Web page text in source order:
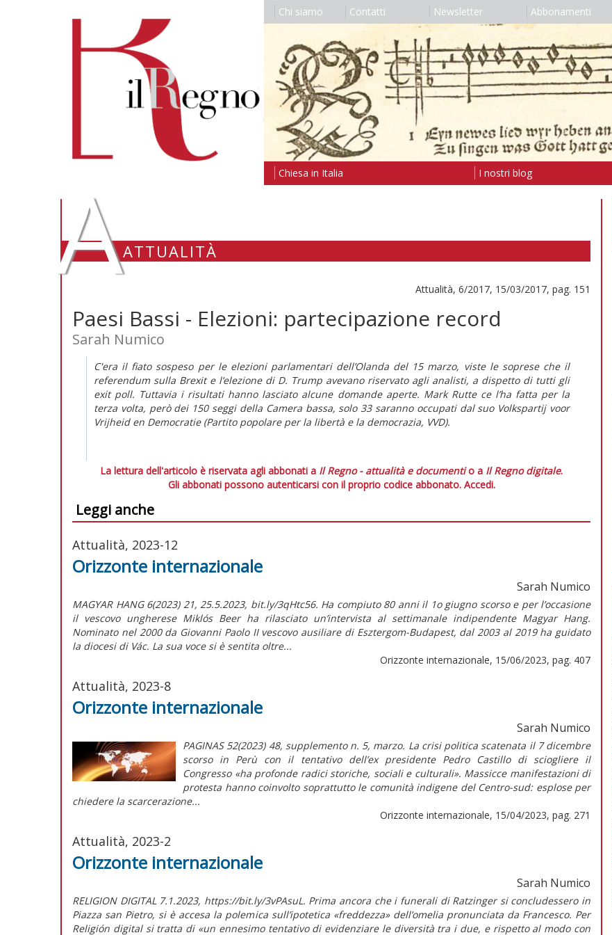
Chi siamo Contatti Newsletter Abbonamenti
Chiesa in Italia I nostri blog
AATTUALITÀ
Attualità, 6/2017, 15/03/2017, pag. 151
Paesi Bassi - Elezioni: partecipazione record
Sarah Numico
C'era il fiato sospeso per le elezioni parlamentari dell’Olanda del 15 marzo, viste le soprese che il
referendum sulla Brexit e l’elezione di D. Trump avevano riservato agli analisti, a dispetto di tutti gli
exit poll. Tuttavia i risultati hanno lasciato alcune domande aperte. Mark Rutte ce l’ha fatta per la
terza volta, però dei 150 seggi della Camera bassa, solo 33 saranno occupati dal suo Volkspartij voor
Vrijheid en Democratie (Partito popolare per la libertà e la democrazia, VVD).
La lettura dell'articolo è riservata agli abbonati a Il Regno - attualità e documentio a Il Regno digitale.
Gli abbonati possono autenticarsi con il proprio codice abbonato. Accedi.
Leggi anche
Attualità, 2023-12
Orizzonte internazionale
Sarah Numico
MAGYAR HANG 6(2023) 21, 25.5.2023, bit.ly/3qHtc56. Ha compiuto 80 anni il 1o giugno scorso e per l’occasione
il vescovo ungherese Miklós Beer ha rilasciato un’intervista al settimanale indipendente Magyar Hang.
Nominato nel 2000 da Giovanni Paolo II vescovo ausiliare di Esztergom-Budapest, dal 2003 al 2019 ha guidato
la diocesi di Vác. La sua voce si è sentita oltre...
Orizzonte internazionale, 15/06/2023, pag. 407
Attualità, 2023-8
Orizzonte internazionale
Sarah Numico
PAGINAS 52(2023) 48, supplemento n. 5, marzo. La crisi politica scatenata il 7 dicembre
scorso in Perù con il tentativo dell’ex presidente Pedro Castillo di sciogliere il
Congresso «ha profonde radici storiche, sociali e culturali». Massicce manifestazioni di
protesta hanno coinvolto soprattutto le comunità indigene del Centro-sud: esplose per
chiedere la scarcerazione...
Orizzonte internazionale, 15/04/2023, pag. 271
Attualità, 2023-2
Orizzonte internazionale
Sarah Numico
RELIGION DIGITAL 7.1.2023, https://bit.ly/3vPAsuL. Prima ancora che i funerali di Ratzinger si concludessero in
Piazza san Pietro, si è accesa la polemica sull’ipotetica «freddezza» dell’omelia pronunciata da Francesco. Per
Religión digital si tratta di «un ennesimo tentativo di evidenziare le diversità tra i due, e rispetto al modo con